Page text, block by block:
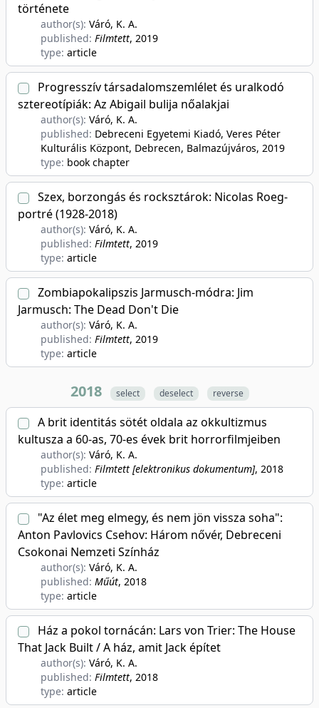
története
author(s): Váró, K. A.
published: Filmtett, 2019
type: article
Progresszív társadalomszemlélet és uralkodó
sztereotípiák: Az Abigail bulija nőalakjai
author(s): Váró, K. A.
published: Debreceni Egyetemi Kiadó, Veres Péter
Kulturális Központ, Debrecen, Balmazújváros, 2019
type: book chapter
Szex, borzongás és rocksztárok: Nicolas Roeg-
portré (1928-2018)
author(s): Váró, K. A.
published: Filmtett, 2019
type: article
Zombiapokalipszis Jarmusch-módra: Jim
Jarmusch: The Dead Don't Die
author(s): Váró, K. A.
published: Filmtett, 2019
type: article
2018 select deselect reverse
A brit identitás sötét oldala az okkultizmus
kultusza a 60-as, 70-es évek brit horrorfilmjeiben
author(s): Váró, K. A.
published: Filmtett [elektronikus dokumentum], 2018
type: article
"Az élet meg elmegy, és nem jön vissza soha":
Anton Pavlovics Csehov: Három nővér, Debreceni
Csokonai Nemzeti Színház
author(s): Váró, K. A.
published: Műút, 2018
type: article
Ház a pokol tornácán: Lars von Trier: The House
That Jack Built / A ház, amit Jack építet
author(s): Váró, K. A.
published: Filmtett, 2018
type: article